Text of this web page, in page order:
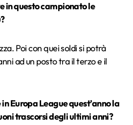
in questo campionato le
Poi con quei soldi si potrà
ad un posto tra il terzo e il
Europa League quest’anno la
trascorsi degli ultimi anni?